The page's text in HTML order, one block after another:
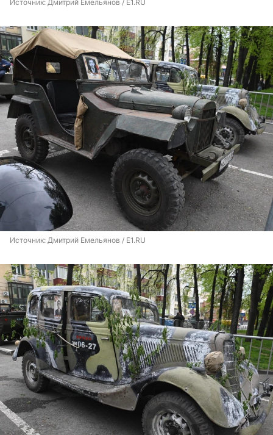
Источник: Дмитрий Емельянов / E1.RU
Источник: Дмитрий Емельянов / E1.RU